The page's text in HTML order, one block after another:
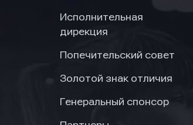
Исполнительная
дирекция
Попечительский совет
Золотой знак отличия
Генеральный спонсор